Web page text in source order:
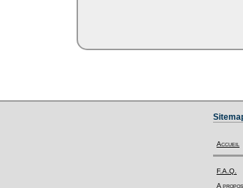
Accueil
F.A.Q.
A